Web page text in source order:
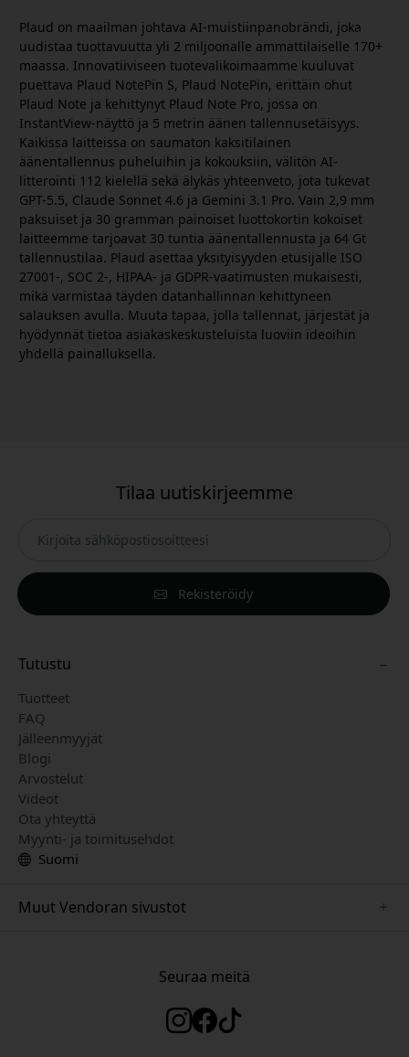
Plaud on maailman johtava AI-muistiinpanobrändi, joka
uudistaa tuottavuutta yli 2 miljoonalle ammattilaiselle 170+
maassa. Innovatiiviseen tuotevalikoimaamme kuuluvat
puettava Plaud NotePin S, Plaud NotePin, erittäin ohut
Plaud Note ja kehittynyt Plaud Note Pro, jossa on
InstantView-näyttö ja 5 metrin äänen tallennusetäisyys.
Kaikissa laitteissa on saumaton kaksitilainen
äänentallennus puheluihin ja kokouksiin, välitön AI-
litterointi 112 kielellä sekä älykäs yhteenveto, jota tukevat
GPT-5.5, Claude Sonnet 4.6 ja Gemini 3.1 Pro. Vain 2,9 mm
paksuiset ja 30 gramman painoiset luottokortin kokoiset
laitteemme tarjoavat 30 tuntia äänentallennusta ja 64 Gt
tallennustilaa. Plaud asettaa yksityisyyden etusijalle ISO
27001-, SOC 2-, HIPAA- ja GDPR-vaatimusten mukaisesti,
mikä varmistaa täyden datanhallinnan kehittyneen
salauksen avulla. Muuta tapaa, jolla tallennat, järjestät ja
hyödynnät tietoa asiakaskeskusteluista luoviin ideoihin
yhdellä painalluksella.
Tilaa uutiskirjeemme
Rekisteröidy
Tutustu
Tuotteet
FAQ
Jälleenmyyjät
Blogi
Arvostelut
Videot
Ota yhteyttä
Myynti- ja toimitusehdot
Suomi
Muut Vendoran sivustot
Seuraa meitä